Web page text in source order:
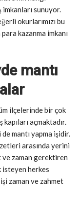
sunuyor.
okurlarımızı bu
kazanma imkanı
mantı
ilçelerinde bir çok
açmaktadır.
mantı yapma işidir.
arasında yerini
ve zaman gerektiren
isteyen herkes
zaman ve zahmet